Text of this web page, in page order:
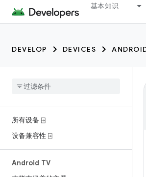
基本知识
DEVELOP DEVICES
所有设备 ⍈
设备兼容性 ⍈
Android TV